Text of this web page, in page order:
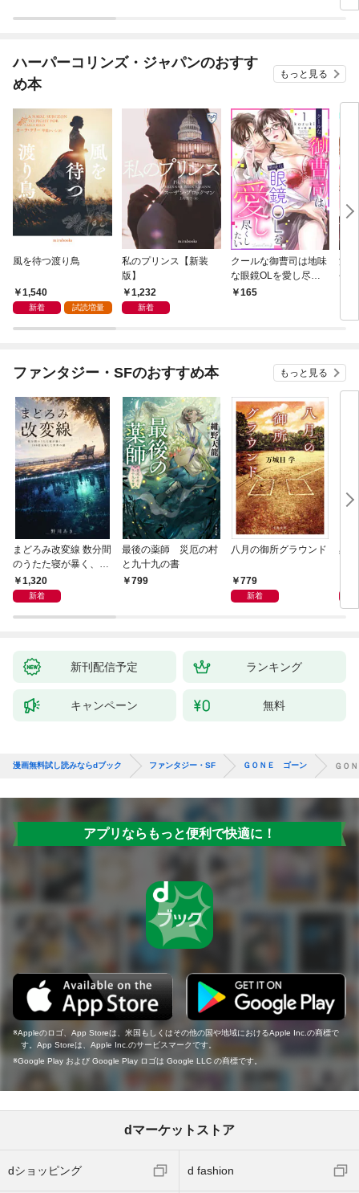
ハーパーコリンズ・ジャパンのおすす
め本
もっと見る
風を待つ渡り鳥
1,540
新着 試読増量
私のプリンス【新装
版】
1,232
新着
クールな御曹司は地味
な眼鏡OLを愛し尽く
したい【分冊版】 1
165
濃
長
ファンタジー・SFのおすすめ本 もっと見る
まどろみ改変線 数分間
のうたた寝が暴く、18
0度反転した世界の謎
1,320
新着
最後の薬師 災厄の村
と九十九の書
799
八月の御所グラウンド
779
新着
黒
新刊配信予定 ランキング
キャンペーン 無料
漫画無料試し読みならdブック ファンタジー・SF ＧＯＮＥ ゴーン ＧＯ
アプリならもっと便利で快適に！
Appleのロゴ、App Storeは、米国もしくはその他の国や地域におけるApple Inc.の商標で
す。App Storeは、Apple Inc.のサービスマークです。
Google Play および Google Play ロゴは Google LLC の商標です。
dマーケットストア
dショッピング d fashion